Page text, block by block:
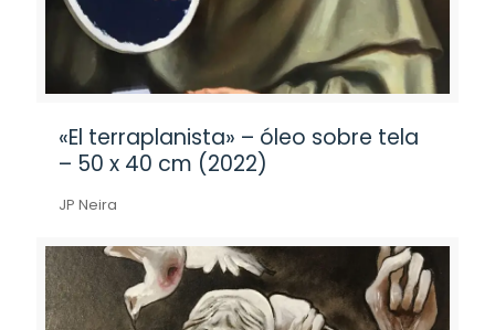
«El terraplanista» – óleo sobre tela
– 50 x 40 cm (2022)
JP Neira